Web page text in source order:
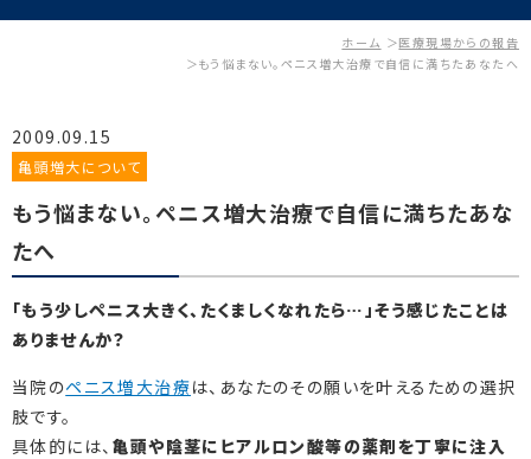
ホーム
医療現場からの報告
もう悩まない。ペニス増大治療で自信に満ちたあなたへ
2009.09.15
亀頭増大について
もう悩まない。ペニス増大治療で自信に満ちたあな
たへ
「もう少しペニス大きく、たくましくなれたら…」そう感じたことは
ありませんか？
当院のペニス増大治療は、あなたのその願いを叶えるための選択
肢です。
具体的には、 亀頭や陰茎にヒアルロン酸等の薬剤を丁寧に注入